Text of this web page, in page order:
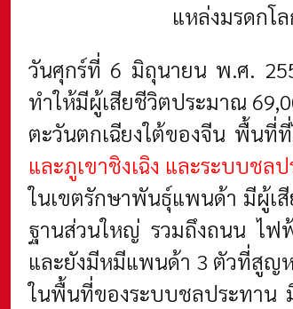
แหล่งมรดกโ
วันศุกร์ที่ 6 มิถุนายน พ.ศ.
ทำให้มีผู้เสียชีวิตประมาณ
ตะวันตกเฉียงใต้ของจีน พื้น
และภูเขาชิงเฉิง และระบบชล
ในเขตรักษาพันธุ์แพนด้า มีผู้เ
ฐานส่วนใหญ่ รวมถึงถนน ไฟ
และยังมีหมีแพนด้า 3 ตัวที่สูญห
ในพื้นที่ของระบบชลประทาน